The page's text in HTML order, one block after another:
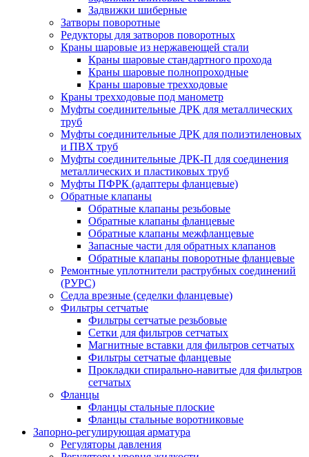
Задвижки шиберные
Затворы поворотные
Редукторы для затворов поворотных
Краны шаровые из нержавеющей стали
Краны шаровые стандартного прохода
Краны шаровые полнопроходные
Краны шаровые трехходовые
Краны трехходовые под манометр
Муфты соединительные ДРК для металлических
труб
Муфты соединительные ДРК для полиэтиленовых
и ПВХ труб
Муфты соединительные ДРК-П для соединения
металлических и пластиковых труб
Муфты ПФРК (адаптеры фланцевые)
Обратные клапаны
Обратные клапаны резьбовые
Обратные клапаны фланцевые
Обратные клапаны межфланцевые
Запасные части для обратных клапанов
Обратные клапаны поворотные фланцевые
Ремонтные уплотнители раструбных соединений
(РУРС)
Седла врезные (седелки фланцевые)
Фильтры сетчатые
Фильтры сетчатые резьбовые
Сетки для фильтров сетчатых
Магнитные вставки для фильтров сетчатых
Фильтры сетчатые фланцевые
Прокладки спирально-навитые для фильтров
сетчатых
Фланцы
Фланцы стальные плоские
Фланцы стальные воротниковые
Запорно-регулирующая арматура
Регуляторы давления